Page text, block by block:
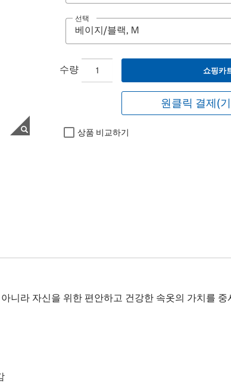
선택
수량 쇼핑카
원클릭 결제(
상품 비교하기
니라 자신을 위한 편안하고 건강한 속옷의 가치를